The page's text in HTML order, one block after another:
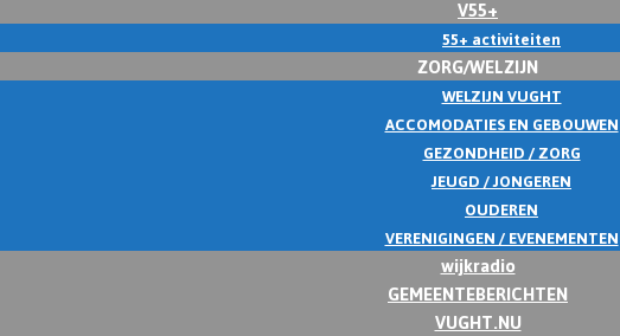
V55+
55+ activiteiten
ZORG/WELZIJN
WELZIJN VUGHT
ACCOMODATIES EN GEBOUWEN
GEZONDHEID / ZORG
JEUGD / JONGEREN
OUDEREN
VERENIGINGEN / EVENEMENTEN
wijkradio
GEMEENTEBERICHTEN
VUGHT.NU